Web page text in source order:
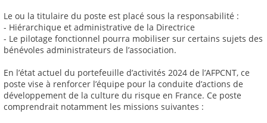
Le ou la titulaire du poste est placé sous la responsabilité :
- Hiérarchique et administrative de la Directrice
- Le pilotage fonctionnel pourra mobiliser sur certains sujets des
bénévoles administrateurs de l’association.
En l’état actuel du portefeuille d’activités 2024 de l’AFPCNT, ce
poste vise à renforcer l’équipe pour la conduite d’actions de
développement de la culture du risque en France. Ce poste
comprendrait notamment les missions suivantes :